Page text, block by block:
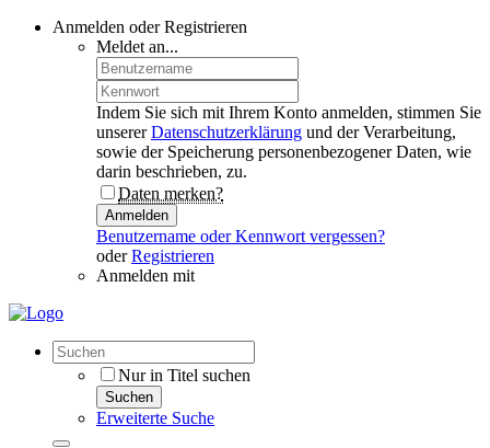
Anmelden oder Registrieren
Meldet an...
Indem Sie sich mit Ihrem Konto anmelden, stimmen Sie
unsererDatenschutzerklärung und der Verarbeitung,
sowie der Speicherung personenbezogener Daten, wie
darin beschrieben, zu.
Daten merken?
Anmelden
Benutzername oder Kennwort vergessen?
oderRegistrieren
Anmelden mit
Nur in Titel suchen
Suchen
Erweiterte Suche